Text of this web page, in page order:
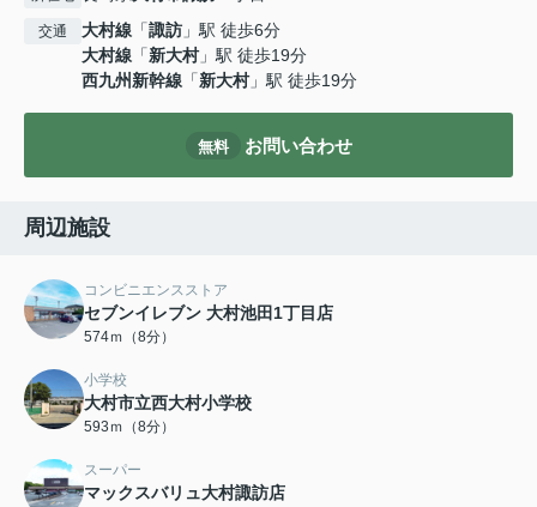
交通 大村線 「諏訪 」駅 徒歩6分
大村線 「新大村」駅 徒歩19分
西九州新幹線 「新大村」駅 徒歩19分
無料 お問い合わせ
周辺施設
コンビニエンスストア
セブンイレブン 大村池田1丁目店
574ｍ（8分）
小学校
大村市立西大村小学校
593ｍ（8分）
スーパー
マックスバリュ大村諏訪店